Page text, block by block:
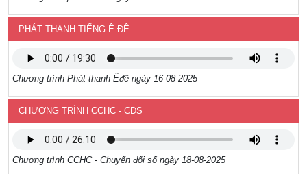
PHÁT THANH TIẾNG Ê ĐÊ
Chương trình Phát thanh Êđê ngày 16-08-2025
CHƯƠNG TRÌNH CCHC - CĐS
Chương trình CCHC - Chuyển đổi số ngày 18-08-2025